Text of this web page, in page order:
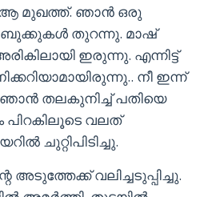
ആ മുഖത്ത്. ഞാൻ ഒരു
തുറന്നു. മാഷ്‌
ഇരുന്നു. എന്നിട്ട്
നീ ഇന്ന്
ഞാൻ തലകുനിച്ച് പതിയെ
പിറകിലൂടെ വലത്
ചുറ്റിപിടിച്ചു.
അടുത്തേക്ക് വലിച്ചടുപ്പിച്ചു.